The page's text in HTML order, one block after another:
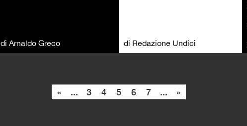
di Arnaldo Greco di Redazione Undici
« ... 3 4 5 6 7 ... »